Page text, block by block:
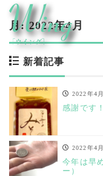
月:2022年4月
新着記事
2022年4
感謝です
2022年4
今年は早
ー）